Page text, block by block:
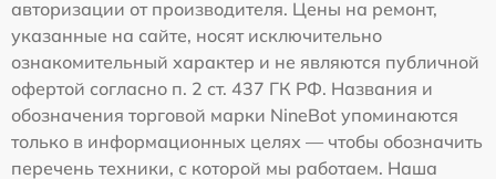
авторизации от производителя. Цены на ремонт,
указанные на сайте, носят исключительно
ознакомительный характер и не являются публичной
офертой согласно п. 2 ст. 437 ГК РФ. Названия и
обозначения торговой марки NineBot упоминаются
только в информационных целях — чтобы обозначить
перечень техники, с которой мы работаем. Наша